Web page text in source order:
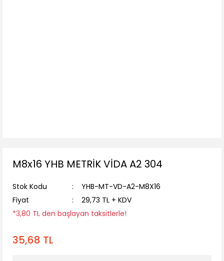
M8x16 YHB METRİK VİDA A2 304
Stok Kodu
YHB-MT-VD-A2-M8X16
Fiyat
29,73 TL + KDV
*3,80 TL den başlayan taksitlerle!
35,68 TL